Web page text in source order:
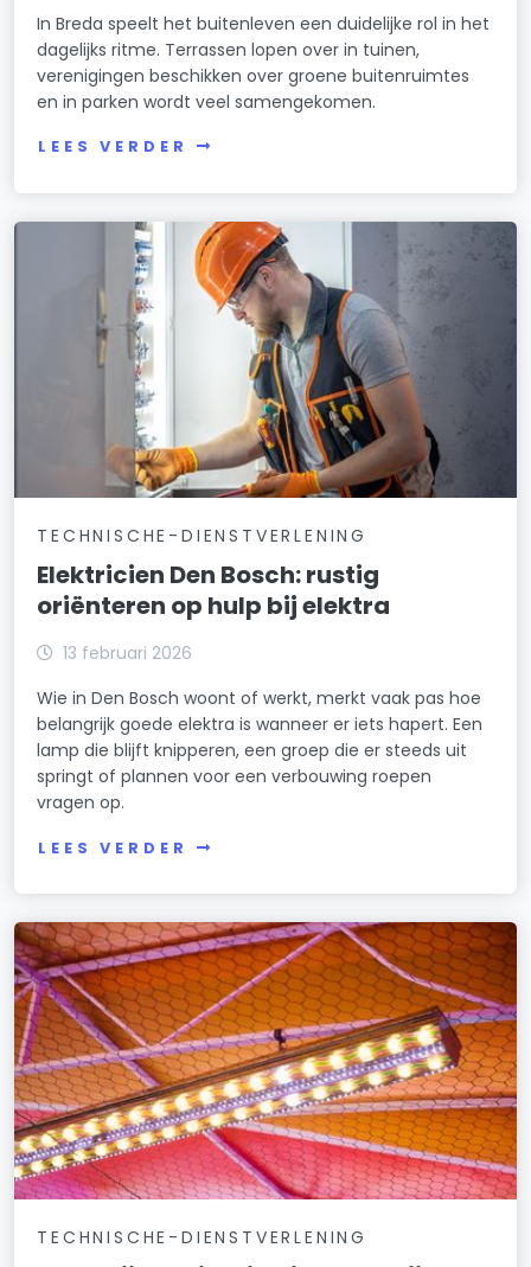
In Breda speelt het buitenleven een duidelijke rol in het
dagelijks ritme. Terrassen lopen over in tuinen,
verenigingen beschikken over groene buitenruimtes
en in parken wordt veel samengekomen.
LEES VERDER
TECHNISCHE-DIENSTVERLENING
Elektricien Den Bosch: rustig
oriënteren op hulp bij elektra
13 februari 2026
Wie in Den Bosch woont of werkt, merkt vaak pas hoe
belangrijk goede elektra is wanneer er iets hapert. Een
lamp die blijft knipperen, een groep die er steeds uit
springt of plannen voor een verbouwing roepen
vragen op.
LEES VERDER
TECHNISCHE-DIENSTVERLENING